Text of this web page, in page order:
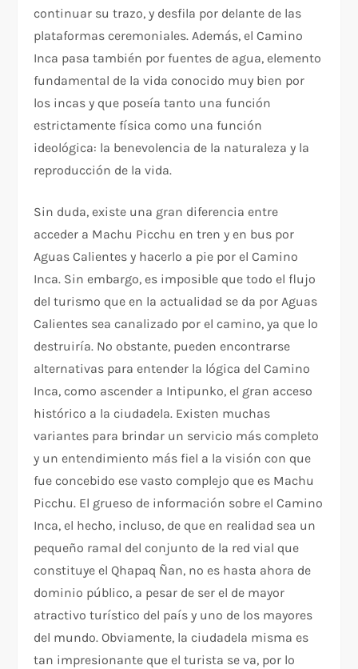
continuar su trazo, y desfila por delante de las
plataformas ceremoniales. Además, el Camino
Inca pasa también por fuentes de agua, elemento
fundamental de la vida conocido muy bien por
los incas y que poseía tanto una función
estrictamente física como una función
ideológica: la benevolencia de la naturaleza y la
reproducción de la vida.
Sin duda, existe una gran diferencia entre
acceder a Machu Picchu en tren y en bus por
Aguas Calientes y hacerlo a pie por el Camino
Inca. Sin embargo, es imposible que todo el flujo
del turismo que en la actualidad se da por Aguas
Calientes sea canalizado por el camino, ya que lo
destruiría. No obstante, pueden encontrarse
alternativas para entender la lógica del Camino
Inca, como ascender a Intipunko, el gran acceso
histórico a la ciudadela. Existen muchas
variantes para brindar un servicio más completo
y un entendimiento más fiel a la visión con que
fue concebido ese vasto complejo que es Machu
Picchu. El grueso de información sobre el Camino
Inca, el hecho, incluso, de que en realidad sea un
pequeño ramal del conjunto de la red vial que
constituye el Qhapaq Ñan, no es hasta ahora de
dominio público, a pesar de ser el de mayor
atractivo turístico del país y uno de los mayores
del mundo. Obviamente, la ciudadela misma es
tan impresionante que el turista se va, por lo